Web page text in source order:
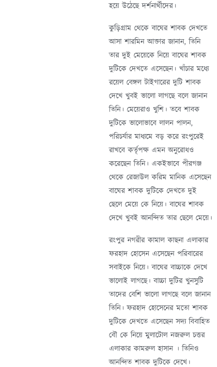
হয়ে উঠেছে দর্শনার্থীদের।
কুড়িগ্রাম থেকে বাঘের শাবক দেখতে
আসা শারমিন আক্তার জানান, তিনি
তার দুই মেয়েকে নিয়ে বাঘের শাবক
দুটিকে দেখতে এসেছেন। খাঁচার মধ্যে
রয়েল বেঙ্গল টাইগারের দুটি শাবক
দেখে খুবই ভালো লাগছে বলে জানান
তিনি। মেয়েরাও খুশি। তবে শাবক
দুটিকে ভালোভাবে লালন পালন,
পরিচর্যার মাধ্যমে বড় করে রংপুরেই
রাখবে কর্তৃপক্ষ এমন অনুরোধও
করেছেন তিনি। একইভাবে পীরগঞ্জ
থেকে রেজাউল করিম মানিক এসেছেন
বাঘের শাবক দুটিকে দেখতে দুই
ছেলে মেয়ে কে নিয়ে। বাঘের শাবক
দেখে খুবই আনন্দিত তার ছেলে মেয়ে।
রংপুর নগরীর কামাল কাছনা এলাকার
ফরহাদ হোসেন এসেছেন পরিবারের
সবাইকে নিয়ে। বাঘের বাচ্চাকে দেখে
ভালোই লাগছে। বাচ্চা দুটির খুনসুটি
তাদের বেশি ভালো লাগছে বলে জানান
তিনি। ফরহাদ হোসেনের মতো শাবক
দুটিকে দেখতে এসেছেন সদ্য বিবাহিত
বৌ কে নিয়ে মুলাটোল নজরুল চত্তর
এলাকার কামরুল হাসান । তিনিও
আনন্দিত শাবক দুটিকে দেখে।